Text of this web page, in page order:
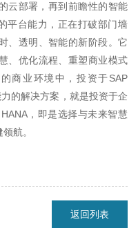
云部署，再到前瞻性的智能
平台能力，正在打破部门墙
、透明、智能的新阶段。它
、优化流程、重塑商业模式
商业环境中，投资于SAP
的解决方案，就是投资于企
，即是选择与未来智慧
航。
返回列表